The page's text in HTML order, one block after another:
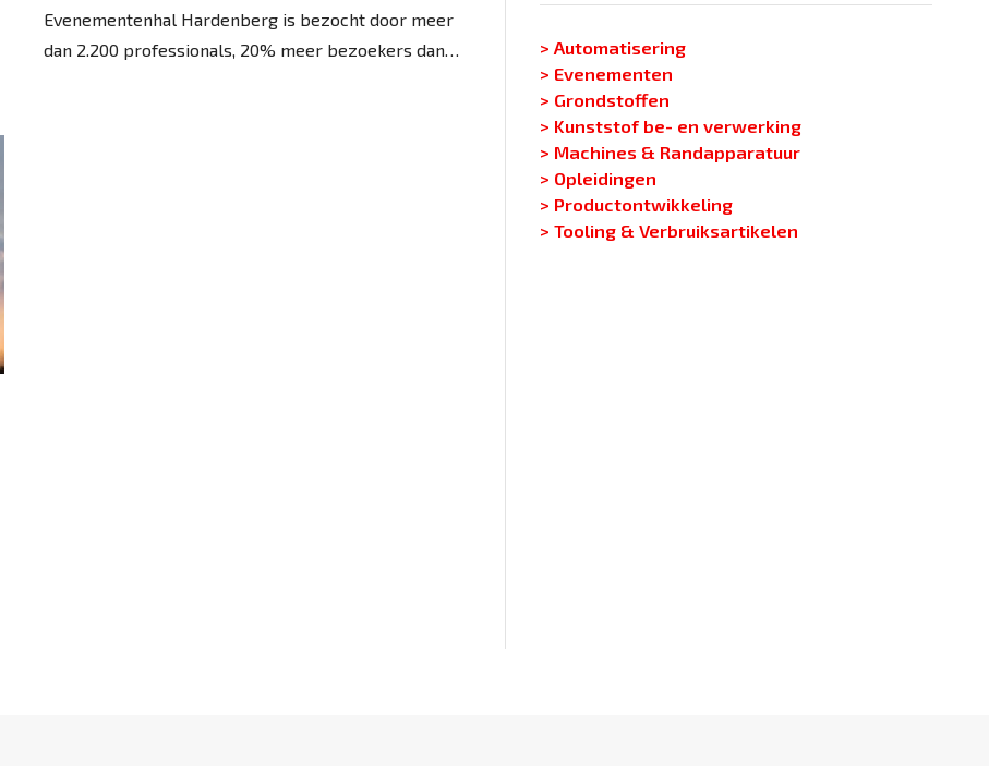
Evenementenhal Hardenberg is bezocht door meer
dan 2.200 professionals, 20% meer bezoekers dan…
> Automatisering
> Evenementen
> Grondstoffen
> Kunststof be- en verwerking
> Machines & Randapparatuur
> Opleidingen
> Productontwikkeling
> Tooling & Verbruiksartikelen